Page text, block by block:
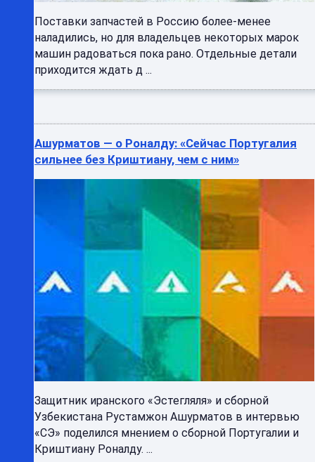
Поставки запчастей в Россию более-менее
наладились, но для владельцев некоторых марок
машин радоваться пока рано. Отдельные детали
приходится ждать д ...
Ашурматов — о Роналду: «Сейчас Португалия
сильнее без Криштиану, чем с ним»
Защитник иранского «Эстегляля» и сборной
Узбекистана Рустамжон Ашурматов в интервью
«СЭ» поделился мнением о сборной Португалии и
Криштиану Роналду. ...